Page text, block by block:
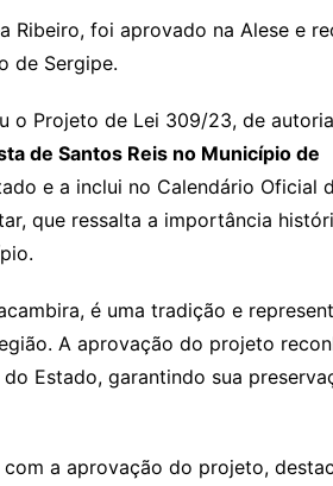
Ribeiro, foi aprovado na Alese e
de Sergipe.
o Projeto de Lei 309/23, de
de Santos Reis no Município de
e a inclui no Calendário Oficial
que ressalta a importância
é uma tradição e
A aprovação do projeto
Estado, garantindo sua
a aprovação do projeto,